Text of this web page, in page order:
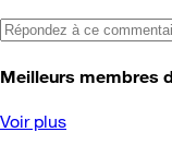
Meilleurs membres
Voir plus